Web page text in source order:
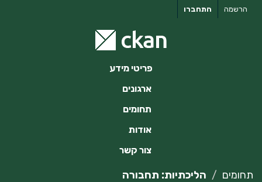
התחברו הרשמה
פריטי מידע
ארגונים
תחומים
אודות
צור קשר
תחומים הליכתיות: תחבורה